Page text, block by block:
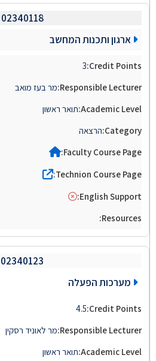
02340118
ארגון ותכנות המחשב
3
מר בעז מואב
תואר ראשון
הרצאה
02340123
מערכות הפעלה
4.5
מר לאוניד רסקין
תואר ראשון